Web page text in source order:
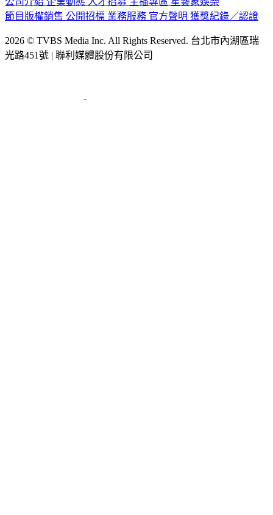
節目版權銷售 公開招標 業務服務 官方聲明 獲獎紀錄／認證
2026 © TVBS Media Inc. All Rights Reserved. 台北市內湖區瑞
光路451號 | 聯利媒體股份有限公司